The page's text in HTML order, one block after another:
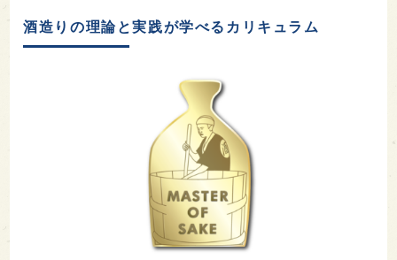
酒造りの理論と実践が学べるカリキュラム